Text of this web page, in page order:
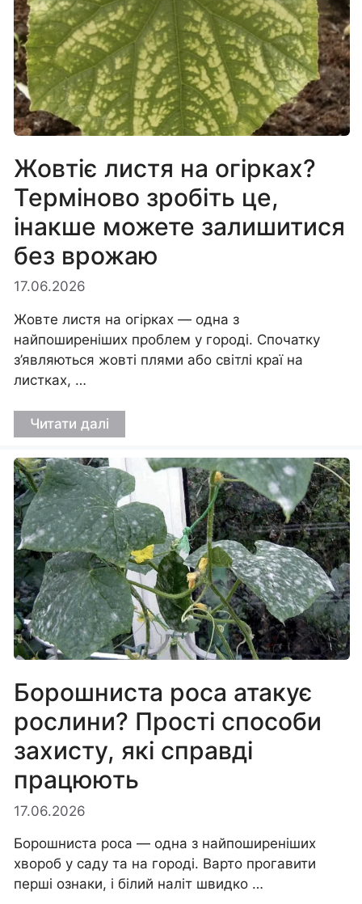
Жовтіє листя на огірках?
Терміново зробіть це,
інакше можете залишитися
без врожаю
17.06.2026
Жовте листя на огірках — одна з
найпоширеніших проблем у городі. Спочатку
з’являються жовті плями або світлі краї на
листках, …
Читати далі
Борошниста роса атакує
рослини? Прості способи
захисту, які справді
працюють
17.06.2026
Борошниста роса — одна з найпоширеніших
хвороб у саду та на городі. Варто прогавити
перші ознаки, і білий наліт швидко …